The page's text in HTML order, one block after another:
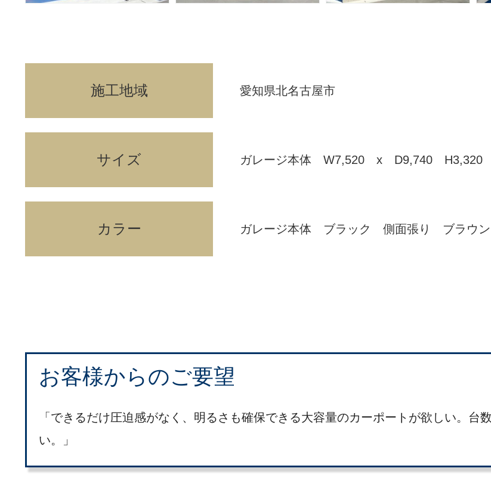
施工地域 愛知県北名古屋市
サイズ ガレージ本体 W7,520 x D9,740 H3,320
カラー ガレージ本体 ブラック 側面張り ブラウン
お客様からのご要望
「できるだけ圧迫感がなく、明るさも確保できる大容量のカーポートが欲しい。台
い。」